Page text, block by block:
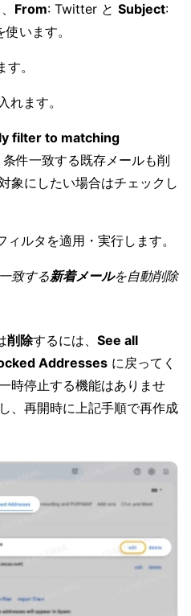
From: Twitter と Subject:
います。
。
れます。
filter to matching
件一致する既存メールも削
象にしたい場合はチェックし
ィルタを適用・実行します。
致する新着メールを自動削除
削除するには、 See all
Addresses に戻ってく
時停止する機能はありませ
、再開時に上記手順で再作成